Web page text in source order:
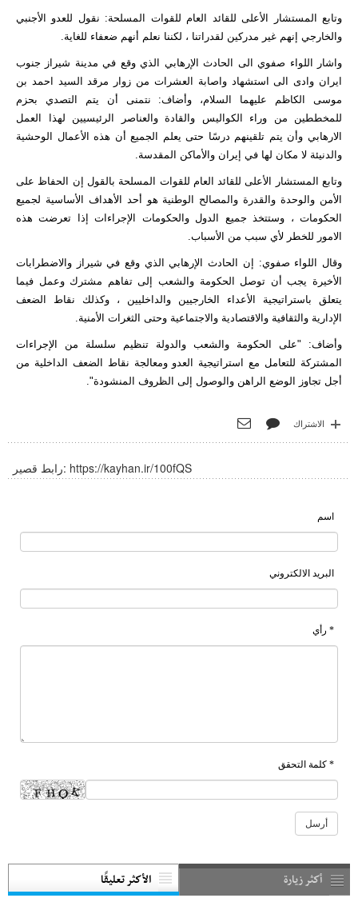
وتابع المستشار الأعلى للقائد العام للقوات المسلحة: نقول للعدو الأجنبي
والخارجي إنهم غير مدركين لقدراتنا ، لكننا نعلم أنهم ضعفاء للغاية.
واشار اللواء صفوي الى الحادث الإرهابي الذي وقع في مدينة شيراز جنوب
ايران وادى الى استشهاد واصابة العشرات من زوار مرقد السيد احمد بن
موسى الكاظم عليهما السلام، وأضاف: نتمنى أن يتم التصدي بحزم
للمخططين من وراء الكواليس والقادة والعناصر الرئيسيين لهذا العمل
الارهابي وأن يتم تلقينهم درسًا حتى يعلم الجميع أن هذه الأعمال الوحشية
والدنيئة لا مكان لها في إيران والأماكن المقدسة.
وتابع المستشار الأعلى للقائد العام للقوات المسلحة بالقول إن الحفاظ على
الأمن والوحدة والقدرة والمصالح الوطنية هو أحد الأهداف الأساسية لجميع
الحكومات ، وستتخذ جميع الدول والحكومات الإجراءات إذا تعرضت هذه
الامور للخطر لأي سبب من الأسباب.
وقال اللواء صفوي: إن الحادث الإرهابي الذي وقع في شيراز والاضطرابات
الأخيرة يجب أن توصل الحكومة والشعب إلى تفاهم مشترك وعمل فيما
يتعلق باستراتيجية الأعداء الخارجيين والداخليين ، وكذلك نقاط الضعف
الإدارية والثقافية والاقتصادية والاجتماعية وحتى الثغرات الأمنية.
وأضاف: "على الحكومة والشعب والدولة تنظيم سلسلة من الإجراءات
المشتركة للتعامل مع استراتيجية العدو ومعالجة نقاط الضعف الداخلية من
أجل تجاوز الوضع الراهن والوصول إلى الظروف المنشودة".
الاشتراك
رابط قصير: https://kayhan.ir/100fQS
اسم
البريد الالكتروني
* رأي
* كلمة التحقق
أكثر زيارة الأكثر تعليقًا